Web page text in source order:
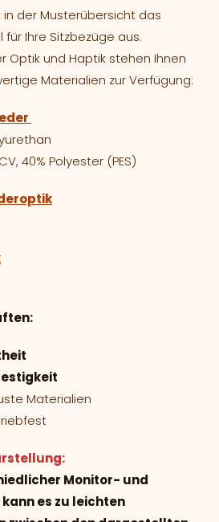
in der Musterübersicht das
Ihre Sitzbezüge aus.
Optik und Haptik stehen Ihnen
Materialien zur Verfügung:
40% Polyester (PES)
Materialien
Monitor- und
es zu leichten